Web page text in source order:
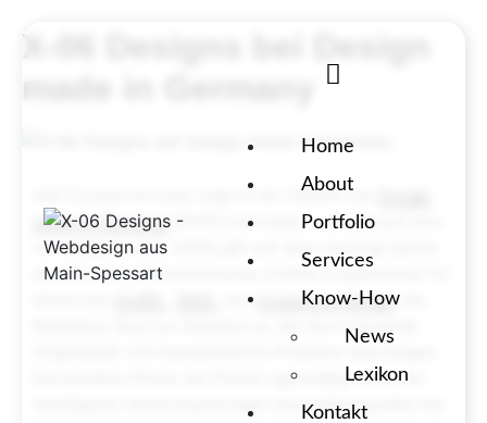
Home
About
Portfolio
Services
Know-How
News
Lexikon
Kontakt
X-06 Designs bei Design
made in Germany
Seit Kurzem ist unser Logo in der Galerie von
made in Germany(DMIG) vertreten – und darauf sind
wir wirklich stolz. DMIG gilt seit über zwanzig Jahren
als eines der renommiertesten Online-Schaufenster für
und Corporate Design; die
Redaktion lässt nur Arbeiten zu, die durch Qualität,
Fachmedien führen das Portal regelmäßig unter den
wichtigsten deutschsprachigen Inspirationsquellen für